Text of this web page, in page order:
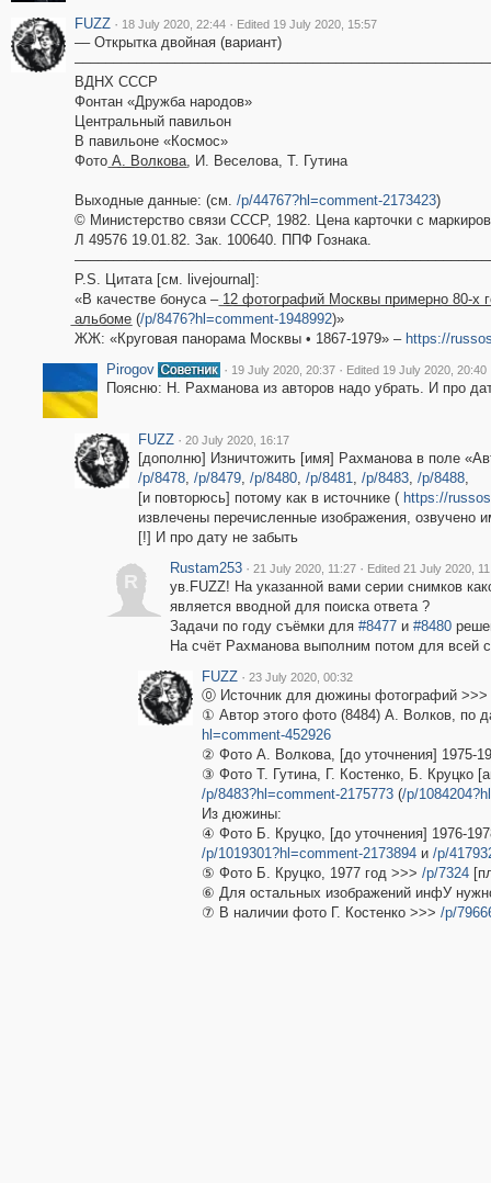
FUZZ · 18 July 2020, 22:44 · Edited 19 July 2020, 15:57
–– Открытка двойная (вариант)
ВДНХ СССР
Фонтан «Дружба народов»
Центральный павильон
В павильоне «Космос»
Фото ͟А͟.͟ ͟В͟о͟л͟к͟о͟в͟а, И. Веселова, Т. Гутина
Выходные данные: (см. /p/44767?hl=comment-2173423)
© Министерство связи СССР, 1982. Цена карточки с
Л 49576 19.01.82. Зак. 100640. ППФ Гознака.
P.S. Цитата [см. livejournal]:
«В качестве бонуса – ͟1͟2͟ ͟ф͟о͟т͟о͟г͟р͟а͟ф͟и͟й͟ ͟М͟о͟с͟к͟в͟ы͟ ͟п͟р͟и͟м͟е͟р͟н͟о͟ ͟8͟0͟-͟х͟
͟а͟л͟ь͟б͟о͟м͟е (/p/8476?hl=comment-1948992)»
ЖЖ: «Круговая панорама Москвы • 1867-1979» – https://
Pirogov
· 19 July 2020, 20:37 · Edited 19 July 2020, 20:40
Поясню: Н. Рахманова из авторов надо убрать. И про
FUZZ · 20 July 2020, 16:17
[дополню] Изничтожить [имя] Рахманова в поле
/p/8478, /p/8479, /p/8480, /p/8481, /p/8483, /p/8488,
[и повторюсь] потому как в источнике ( https://
извлечены перечисленные изображения, озвучено
[!] И про дату не забыть
R
Rustam253 · 21 July 2020, 11:27 · Edited 21 July 2020,
ув.FUZZ! На указанной вами серии снимков
является вводной для поиска ответа ?
Задачи по году съёмки для #8477и #8480
На счёт Рахманова выполним потом для всей
FUZZ · 23 July 2020, 00:32
⓪ Источник для дюжины фотографий >>>
① Автор этого фото (8484) А. Волков, по
hl=comment-452926
② Фото А. Волкова, [до уточнения] 1975-
③ Фото Т. Гутина, Г. Костенко, Б. Круцко
/p/8483?hl=comment-2175773(/p/
Из дюжины:
④ Фото Б. Круцко, [до уточнения] 1976-
/p/1019301?hl=comment-2173894и /p/
⑤ Фото Б. Круцко, 1977 год >>> /p/7324
⑥ Для остальных изображений инфУ
⑦ В наличии фото Г. Костенко >>> /p/